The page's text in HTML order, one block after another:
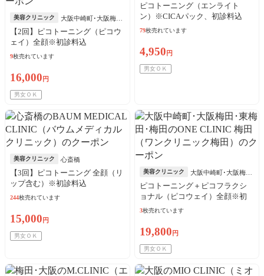
美容クリニック
大阪中崎町･大阪梅
田･東梅田･梅田
【2回】ピコトーニング（ピコウ
ェイ）全顔※初診料込
9枚売れています
16,000 円
男女ＯＫ
ピコトーニング（エンライト
ン）※CICAパック、初診料込
79枚売れています
4,950 円
男女ＯＫ
美容クリニック 心斎橋
【3回】ピコトーニング 全顔（リ
ップ含む）※初診料込
244枚売れています
15,000 円
男女ＯＫ
美容クリニック
大阪中崎町･大阪梅
田･東梅田･梅田
ピコトーニング＋ピコフラクシ
ョナル（ピコウェイ）全顔※初
診料込
3枚売れています
19,800 円
男女ＯＫ